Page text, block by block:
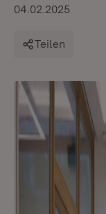
04.02.2025
Teilen